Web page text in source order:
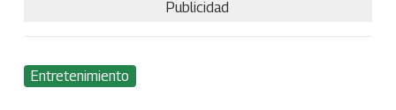
Publicidad
Entretenimiento